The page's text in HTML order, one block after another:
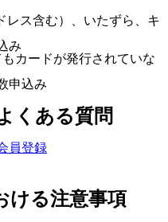
レス含む）、いたずら、キ
み
カードが発行されていな
申込み
くある質問
員登録
ける注意事項